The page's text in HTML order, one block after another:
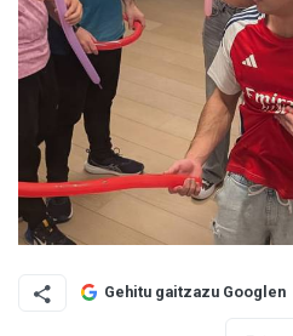
Gehitu gaitzazu Googlen